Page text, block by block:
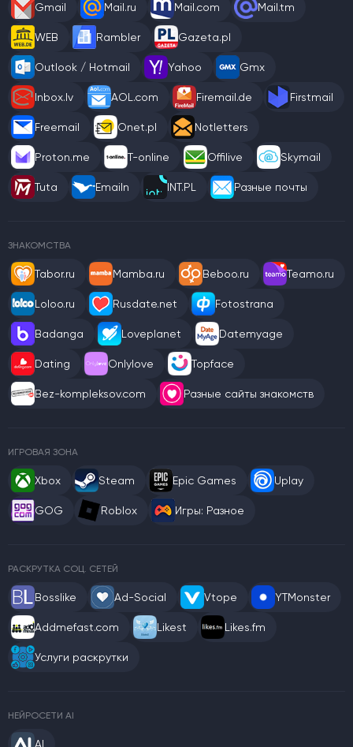
Gmail Mail.ru Mail.com Mail.tm
WEB Rambler Gazeta.pl
Outlook / Hotmail Yahoo Gmx
Inbox.lv AOL.com Firemail.de Firstmail
Freemail Onet.pl Notletters
Proton.me T-online Offilive Skymail
Tuta Emailn INT.PL Разные почты
ЗНАКОМСТВА
Tabor.ru Mamba.ru Beboo.ru Teamo.ru
Loloo.ru Rusdate.net Fotostrana
Badanga Loveplanet Datemyage
Dating Onlylove Topface
Bez-kompleksov.com Разные сайты знакомств
ИГРОВАЯ ЗОНА
Xbox Steam Epic Games Uplay
GOG Roblox Игры: Разное
РАСКРУТКА СОЦ. СЕТЕЙ
Bosslike Ad-Social Vtope YTMonster
Addmefast.com Likest Likes.fm
Услуги раскрутки
НЕЙРОСЕТИ AI
AI